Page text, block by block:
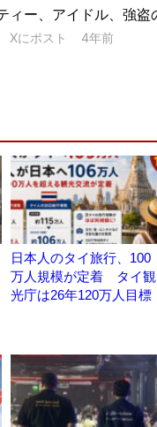
日本人のタイ旅行、100
万人規模が定着 タイ観
光庁は26年120万人目標